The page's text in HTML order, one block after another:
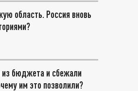
область. Россия вновь
из бюджета и сбежали
им это позволили?